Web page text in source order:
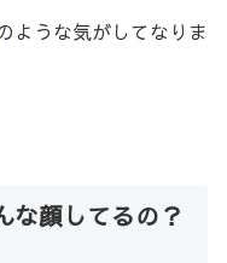
ような気がしてなりま
な顔してるの？